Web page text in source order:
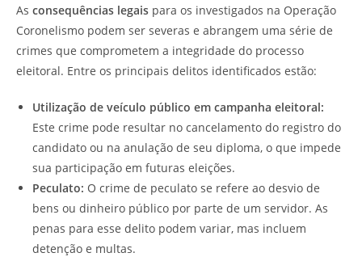
As consequências legais para os investigados na Operação
Coronelismo podem ser severas e abrangem uma série de
crimes que comprometem a integridade do processo
eleitoral. Entre os principais delitos identificados estão:
Utilização de veículo público em campanha eleitoral:
Este crime pode resultar no cancelamento do registro do
candidato ou na anulação de seu diploma, o que impede
sua participação em futuras eleições.
Peculato: O crime de peculato se refere ao desvio de
bens ou dinheiro público por parte de um servidor. As
penas para esse delito podem variar, mas incluem
detenção e multas.